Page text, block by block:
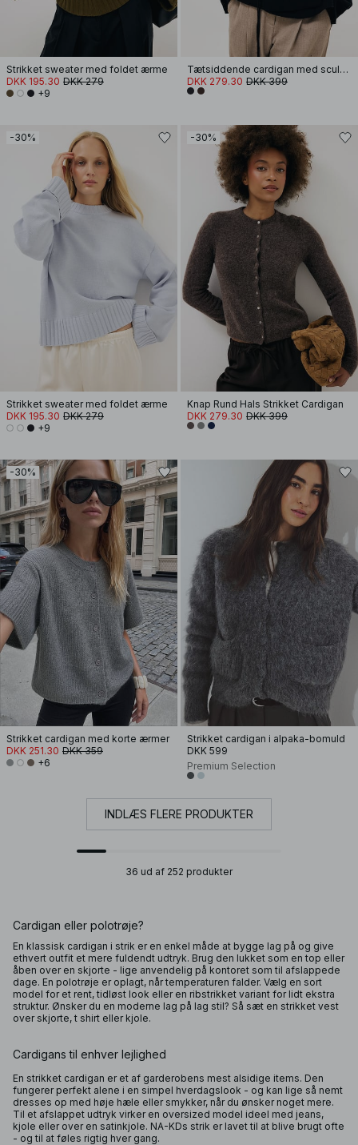
Strikket sweater med foldet ærme
DKK 195.30 DKK 279
+9
Tætsiddende cardigan med sculpted ærmer
DKK 279.30 DKK 399
-30%
Strikket sweater med foldet ærme
DKK 195.30 DKK 279
+9
-30%
Knap Rund Hals Strikket Cardigan
DKK 279.30 DKK 399
-30%
Strikket cardigan med korte ærmer
DKK 251.30 DKK 359
+6
Strikket cardigan i alpaka-bomuld
DKK 599
Premium Selection
INDLÆS FLERE PRODUKTER
36 ud af 252 produkter
Cardigan eller polotrøje?
En klassisk cardigan i strik er en enkel måde at bygge lag på og give
ethvert outfit et mere fuldendt udtryk. Brug den lukket som en top eller
åben over en skjorte - lige anvendelig på kontoret som til afslappede
dage. En polotrøje er oplagt, når temperaturen falder. Vælg en sort
model for et rent, tidløst look eller en ribstrikket variant for lidt ekstra
struktur. Ønsker du en moderne lag på lag stil? Så sæt en strikket vest
over skjorte, t shirt eller kjole.
Cardigans til enhver lejlighed
En strikket cardigan er et af garderobens mest alsidige items. Den
fungerer perfekt alene i en simpel hverdagslook - og kan lige så nemt
dresses op med høje hæle eller smykker, når du ønsker noget mere.
Til et afslappet udtryk virker en oversized model ideel med jeans,
kjole eller over en satinkjole. NA-KDs strik er lavet til at blive brugt ofte
- og til at føles rigtig hver gang.